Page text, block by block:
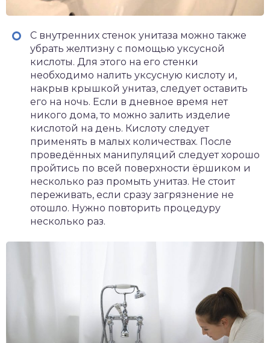
С внутренних стенок унитаза можно также
убрать желтизну с помощью уксусной
кислоты. Для этого на его стенки
необходимо налить уксусную кислоту и,
накрыв крышкой унитаз, следует оставить
его на ночь. Если в дневное время нет
никого дома, то можно залить изделие
кислотой на день. Кислоту следует
применять в малых количествах. После
проведённых манипуляций следует хорошо
пройтись по всей поверхности ёршиком и
несколько раз промыть унитаз. Не стоит
переживать, если сразу загрязнение не
отошло. Нужно повторить процедуру
несколько раз.